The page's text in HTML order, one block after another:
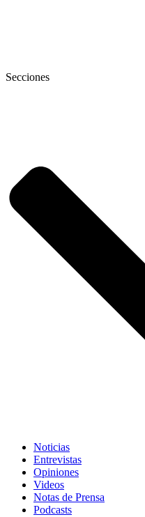
Secciones
Noticias
Entrevistas
Opiniones
Videos
Notas de Prensa
Podcasts